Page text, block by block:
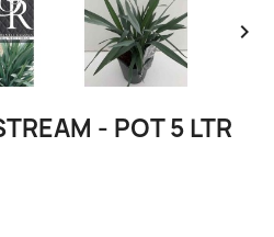

- POT 5 LTR